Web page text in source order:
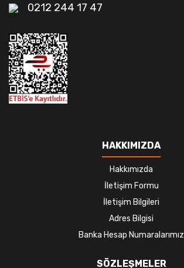
0212 244 17 47
HAKKIMIZDA
Hakkımızda
İletişim Formu
İletişim Bilgileri
Adres Bilgisi
Banka Hesap Numaralarımız
SÖZLEŞMELER